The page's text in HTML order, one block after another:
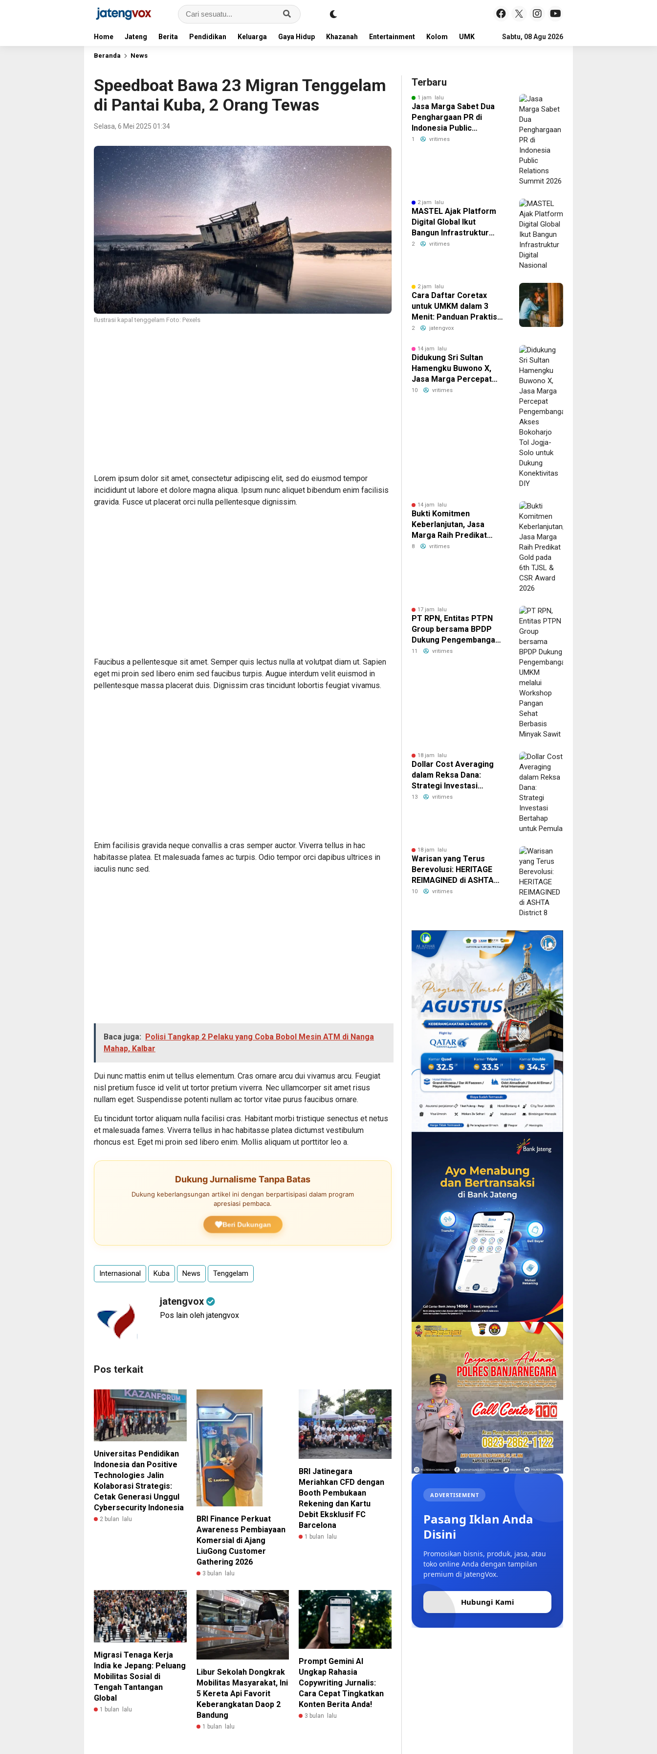
Home Jateng Berita Pendidikan Keluarga Gaya Hidup Khazanah Entertainment Kolom UMKM LOKER
Sabtu, 08 Agu 2026
Beranda News
Speedboat Bawa 23 Migran Tenggelam
di Pantai Kuba, 2 Orang Tewas
Selasa, 6 Mei 2025 01:34
Ilustrasi kapal tenggelam Foto: Pexels
Lorem ipsum dolor sit amet, consectetur adipiscing elit, sed do eiusmod tempor
incididunt ut labore et dolore magna aliqua. Ipsum nunc aliquet bibendum enim facilisis
gravida. Fusce ut placerat orci nulla pellentesque dignissim.
Faucibus a pellentesque sit amet. Semper quis lectus nulla at volutpat diam ut. Sapien
eget mi proin sed libero enim sed faucibus turpis. Augue interdum velit euismod in
pellentesque massa placerat duis. Dignissim cras tincidunt lobortis feugiat vivamus.
Enim facilisis gravida neque convallis a cras semper auctor. Viverra tellus in hac
habitasse platea. Et malesuada fames ac turpis. Odio tempor orci dapibus ultrices in
iaculis nunc sed.
Baca juga: Polisi Tangkap 2 Pelaku yang Coba Bobol Mesin ATM di Nanga
Mahap, Kalbar
Dui nunc mattis enim ut tellus elementum. Cras ornare arcu dui vivamus arcu. Feugiat
nisl pretium fusce id velit ut tortor pretium viverra. Nec ullamcorper sit amet risus
nullam eget. Suspendisse potenti nullam ac tortor vitae purus faucibus ornare.
Eu tincidunt tortor aliquam nulla facilisi cras. Habitant morbi tristique senectus et netus
et malesuada fames. Viverra tellus in hac habitasse platea dictumst vestibulum
rhoncus est. Eget mi proin sed libero enim. Mollis aliquam ut porttitor leo a.
Dukung Jurnalisme Tanpa Batas
Dukung keberlangsungan artikel ini dengan berpartisipasi dalam program
apresiasi pembaca.
Beri Dukungan
Internasional Kuba News Tenggelam
jatengvox
Pos lain oleh jatengvox
Pos terkait
Universitas Pendidikan
Indonesia dan Positive
Technologies Jalin
Kolaborasi Strategis:
Cetak Generasi Unggul
Cybersecurity Indonesia
2 bulan lalu
BRI Finance Perkuat
Awareness Pembiayaan
Komersial di Ajang
LiuGong Customer
Gathering 2026
3 bulan lalu
BRI Jatinegara
Meriahkan CFD dengan
Booth Pembukaan
Rekening dan Kartu
Debit Eksklusif FC
Barcelona
1 bulan lalu
Migrasi Tenaga Kerja
India ke Jepang: Peluang
Mobilitas Sosial di
Tengah Tantangan
Global
1 bulan lalu
Libur Sekolah Dongkrak
Mobilitas Masyarakat, Ini
5 Kereta Api Favorit
Keberangkatan Daop 2
Bandung
1 bulan lalu
Prompt Gemini AI
Ungkap Rahasia
Copywriting Jurnalis:
Cara Cepat Tingkatkan
Konten Berita Anda!
3 bulan lalu
Terbaru
1 jam lalu
Jasa Marga Sabet Dua
Penghargaan PR di
Indonesia Public
Relations Summit 2026
1 vritimes
2 jam lalu
MASTEL Ajak Platform
Digital Global Ikut
Bangun Infrastruktur
Digital Nasional
2 vritimes
2 jam lalu
Cara Daftar Coretax
untuk UMKM dalam 3
Menit: Panduan Praktis
yang Bikin Bisnis Anda
2 jatengvox
14 jam lalu
Didukung Sri Sultan
Hamengku Buwono X,
Jasa Marga Percepat
Pengembangan Akses
10 vritimes
14 jam lalu
Bukti Komitmen
Keberlanjutan, Jasa
Marga Raih Predikat
Gold pada 6th TJSL &
8 vritimes
17 jam lalu
PT RPN, Entitas PTPN
Group bersama BPDP
Dukung Pengembangan
UMKM melalui Workshop
11 vritimes
18 jam lalu
Dollar Cost Averaging
dalam Reksa Dana:
Strategi Investasi
Bertahap untuk Pemula
13 vritimes
18 jam lalu
Warisan yang Terus
Berevolusi: HERITAGE
REIMAGINED di ASHTA
District 8
10 vritimes
ADVERTISEMENT
Pasang Iklan Anda
Disini
Promosikan bisnis, produk, jasa, atau
toko online Anda dengan tampilan
premium di JatengVox.
Hubungi Kami